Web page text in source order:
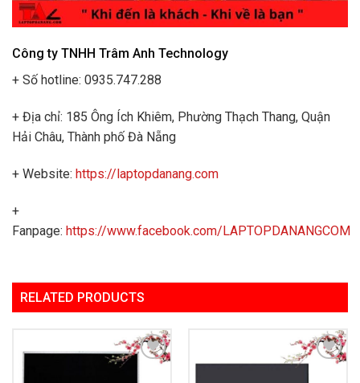
Công ty TNHH Trâm Anh Technology
+ Số hotline: 0935.747.288
+ Địa chỉ: 185 Ông Ích Khiêm, Phường Thạch Thang, Quận
Hải Châu, Thành phố Đà Nẵng
+ Website: https://laptopdanang.com
+
Fanpage: https://www.facebook.com/LAPTOPDANANGCOM
RELATED PRODUCTS